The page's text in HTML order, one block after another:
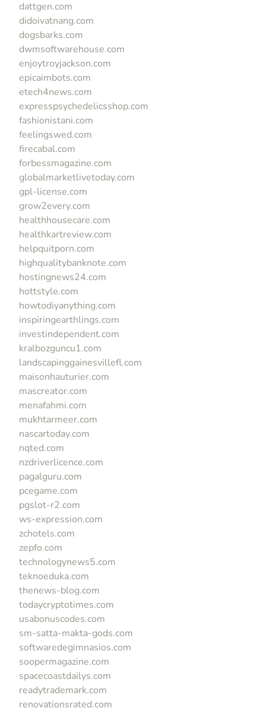
dattgen.com
didoivatnang.com
dogsbarks.com
dwmsoftwarehouse.com
enjoytroyjackson.com
epicaimbots.com
etech4news.com
expresspsychedelicsshop.com
fashionistani.com
feelingswed.com
firecabal.com
forbessmagazine.com
globalmarketlivetoday.com
gpl-license.com
grow2every.com
healthhousecare.com
healthkartreview.com
helpquitporn.com
highqualitybanknote.com
hostingnews24.com
hottstyle.com
howtodiyanything.com
inspiringearthlings.com
investindependent.com
kralbozguncu1.com
landscapinggainesvillefl.com
maisonhauturier.com
mascreator.com
menafahmi.com
mukhtarmeer.com
nascartoday.com
nqted.com
nzdriverlicence.com
pagalguru.com
pcegame.com
pgslot-r2.com
ws-expression.com
zchotels.com
zepfo.com
technologynews5.com
teknoeduka.com
thenews-blog.com
todaycryptotimes.com
usabonuscodes.com
sm-satta-makta-gods.com
softwaredegimnasios.com
soopermagazine.com
spacecoastdailys.com
readytrademark.com
renovationsrated.com